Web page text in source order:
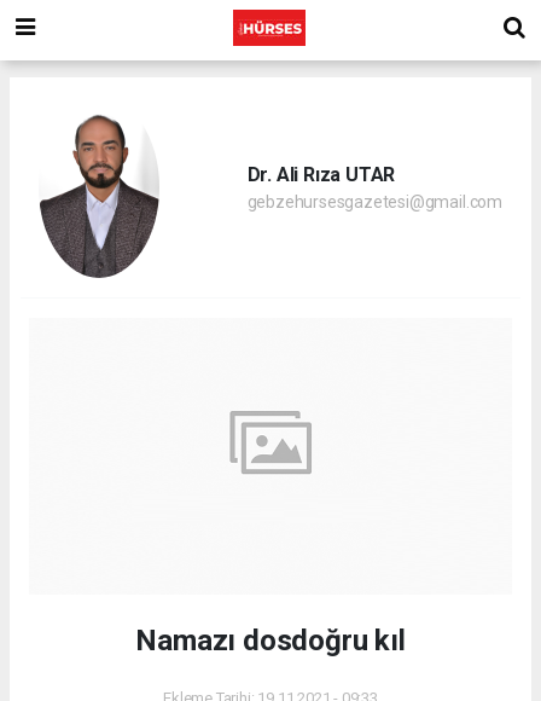
Dr. Ali Rıza UTAR
gebzehursesgazetesi@gmail.com
Namazı dosdoğru kıl